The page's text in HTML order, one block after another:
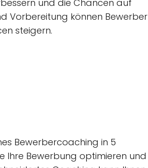
und die Chancen auf
Vorbereitung können Bewerber
steigern.
Bewerbercoaching in 5
Ihre Bewerbung optimieren und